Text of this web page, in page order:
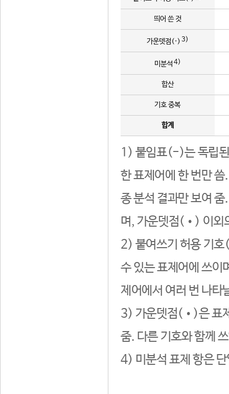
띄어 쓴 것
가운뎃점(·) 3)
미분석 4)
합산
기호 중복
합계
1) 붙임표(-)는 독립된
한 표제어에 한 번만
종 분석 결과만 보여
며, 가운뎃점(•) 이외
2) 붙여쓰기 허용 기호
수 있는 표제어에 쓰이
제어에서 여러 번 나타
3) 가운뎃점(•)은 표
줌. 다른 기호와 함께
4) 미분석 표제 항은